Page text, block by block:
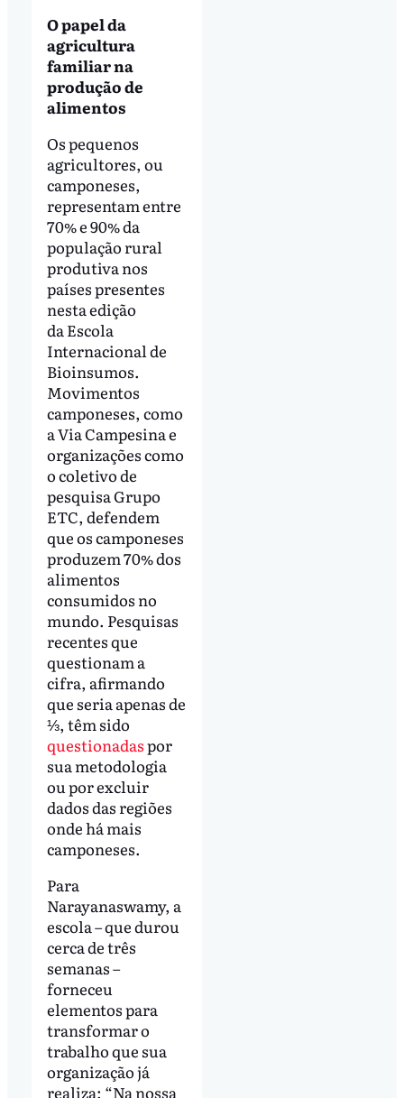
O papel da
agricultura
familiar na
produção de
alimentos
Os pequenos
agricultores, ou
camponeses,
representam entre
70% e 90% da
população rural
produtiva nos
países presentes
nesta edição
da Escola
Internacional de
Bioinsumos.
Movimentos
camponeses, como
a Via Campesina e
organizações como
o coletivo de
pesquisa Grupo
ETC, defendem
que os camponeses
produzem 70% dos
alimentos
consumidos no
mundo. Pesquisas
recentes que
questionam a
cifra, afirmando
que seria apenas de
⅓, têm sido
questionadaspor
sua metodologia
ou por excluir
dados das regiões
onde há mais
camponeses.
Para
Narayanaswamy, a
escola – que durou
cerca de três
semanas –
forneceu
elementos para
transformar o
trabalho que sua
organização já
realiza: “Na nossa